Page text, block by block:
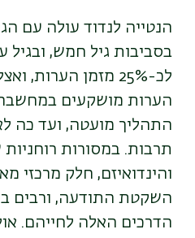
הנטייה לנדוד עולה עם
בסביבות גיל חמש, ובגיל
הערות מושקעים
התהליך מועטה, ועד כה
תרבות. במסורות רוחניות
והינדואיזם, חלק מרכזי
השקטת התודעה, ורבים
הדרכים האלה לחייהם.